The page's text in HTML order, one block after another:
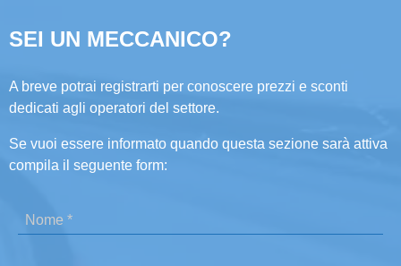
SEI UN MECCANICO?
A breve potrai registrarti per conoscere prezzi e sconti
dedicati agli operatori del settore.
Se vuoi essere informato quando questa sezione sarà attiva
compila il seguente form: